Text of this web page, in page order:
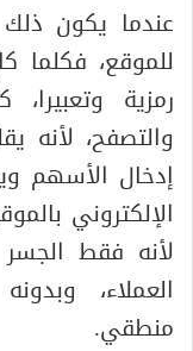
عندما يكون
للموقع، فكلما
رمزية
والتصفح، لأنه
إدخال الأسهم
الإلكتروني
لأنه فقط
العملاء،
منطقي.